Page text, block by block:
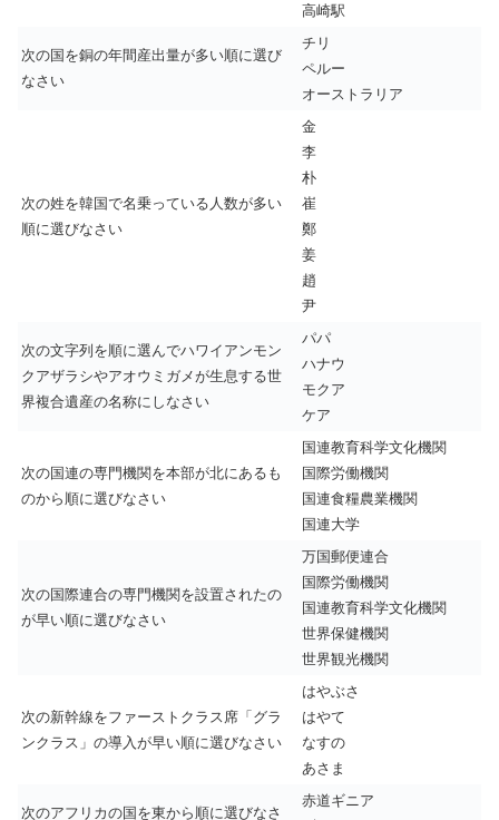
高崎駅
次の国を銅の年間産出量が多い順に選び
なさい
チリ
ペルー
オーストラリア
次の姓を韓国で名乗っている人数が多い
順に選びなさい
金
李
朴
崔
鄭
姜
趙
尹
次の文字列を順に選んでハワイアンモン
クアザラシやアオウミガメが生息する世
界複合遺産の名称にしなさい
パパ
ハナウ
モクア
ケア
次の国連の専門機関を本部が北にあるも
のから順に選びなさい
国連教育科学文化機関
国際労働機関
国連食糧農業機関
国連大学
次の国際連合の専門機関を設置されたの
が早い順に選びなさい
万国郵便連合
国際労働機関
国連教育科学文化機関
世界保健機関
世界観光機関
次の新幹線をファーストクラス席「グラ
ンクラス」の導入が早い順に選びなさい
はやぶさ
はやて
なすの
あさま
次のアフリカの国を東から順に選びなさ
赤道ギニア